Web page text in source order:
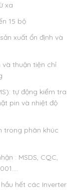
xa
15 bộ
xuất ổn định và
và thuận tiện chỉ
tự động kiểm tra
pin và nhiệt độ
trong phân khúc
: MSDS, CQC,
hết các Inverter